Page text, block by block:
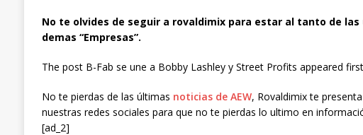
No te olvides de seguir a rovaldimix para estar al tanto de las
demas “Empresas”.
The post B-Fab se une a Bobby Lashley y Street Profits appeared
No te pierdas de las últimas noticias de AEW, Rovaldimix te
nuestras redes sociales para que no te pierdas lo ultimo en
[ad_2]